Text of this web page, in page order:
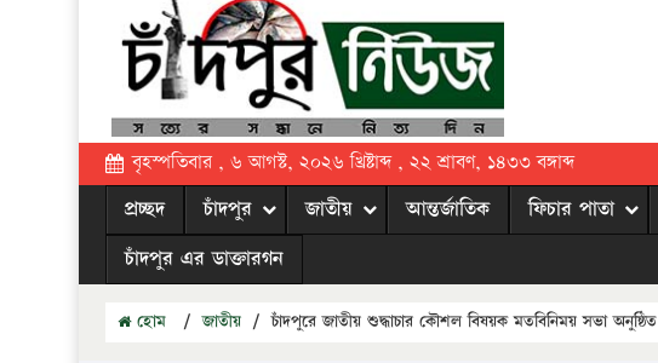
বৃহস্পতিবার , ৬ আগস্ট, ২০২৬ খ্রিষ্টাব্দ , ২২ শ্রাবণ, ১৪৩৩ বঙ্গাব্দ
প্রচ্ছদ চাঁদপুর জাতীয় আন্তর্জাতিক ফিচার পাতা
চাঁদপুর এর ডাক্তারগন
হোম / জাতীয় / চাঁদপুরে জাতীয় শুদ্ধাচার কৌশল বিষয়ক মতবিনিময় সভা অনুষ্ঠিত